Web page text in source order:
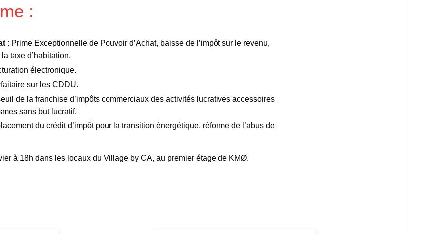
:
: Prime Exceptionnelle de Pouvoir d’Achat, baisse de l’impôt sur le revenu,
taxe d’habitation.
électronique.
sur les CDDU.
de la franchise d’impôts commerciaux des activités lucratives accessoires
sans but lucratif.
du crédit d’impôt pour la transition énergétique, réforme de l’abus de
à 18h dans les locaux du Village by CA, au premier étage de KMØ.